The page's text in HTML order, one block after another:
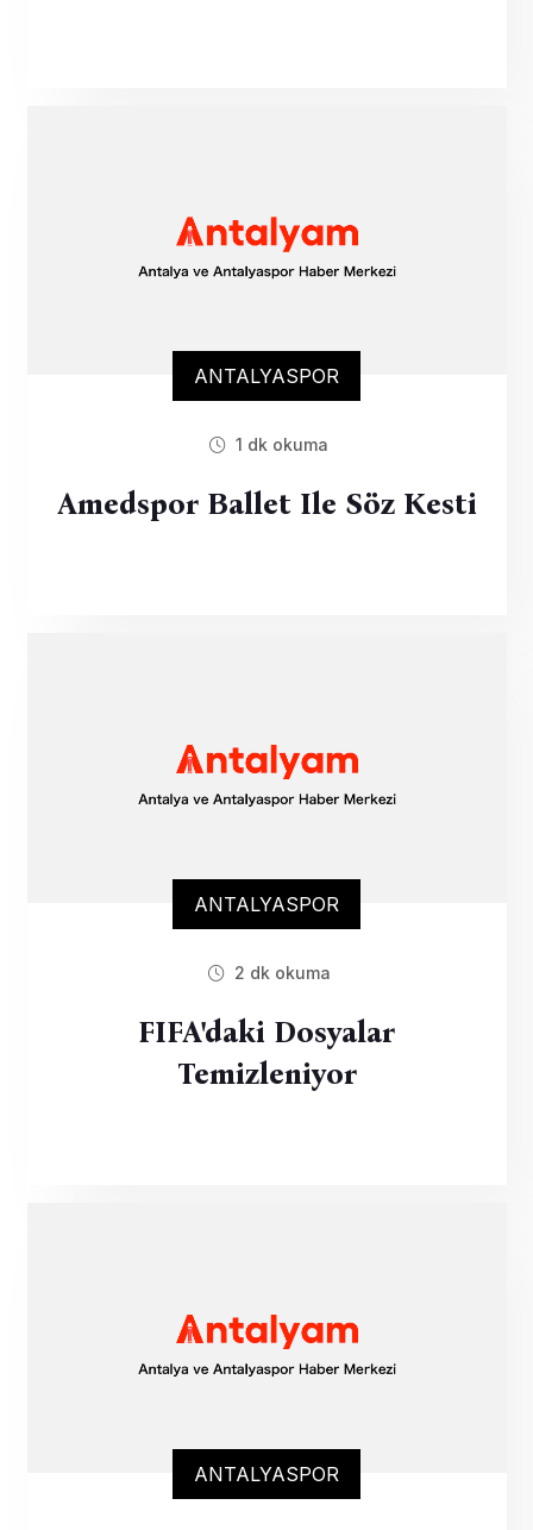
ANTALYASPOR
1 dk okuma
Amedspor Ballet Ile Söz Kesti
ANTALYASPOR
2 dk okuma
FIFA'daki Dosyalar
Temizleniyor
ANTALYASPOR